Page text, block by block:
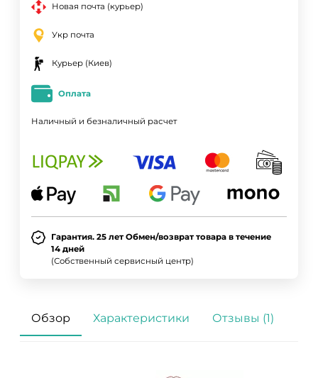
Новая почта (курьер)
Укр почта
Курьер (Киев)
Оплата
Наличный и безналичный расчет
Гарантия. 25 лет Обмен/возврат товара в течение
14 дней
(Собственный сервисный центр)
Обзор Характеристики Отзывы (1)